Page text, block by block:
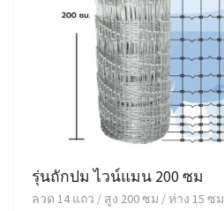
รุ่นถักปม ไวน์แมน 200 ซม
ลวด 14 แถว / สูง 200 ซม / ห่าง 15 ซม